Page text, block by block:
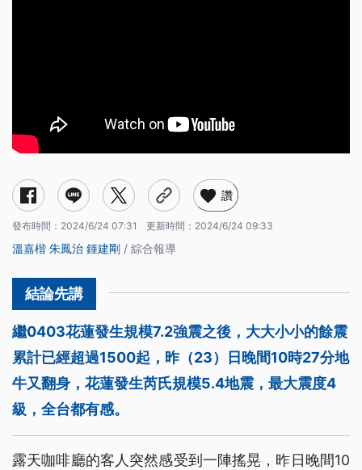
讚
發布時間： 2024/6/24 07:31 更新時間： 2024/6/24 09:33
溫嘉楷 朱鳳治 鍾建剛 / 綜合報導
繼0403花蓮發生規模7.2強震之後，大大小小的餘震
累計已經超過1500起，昨（23）日晚間10時27分地
牛又翻身，花蓮發生芮氏規模5.4地震，最大震度4
級，全台都有感。
露天咖啡廳的客人突然感受到一陣搖晃，昨日晚間10